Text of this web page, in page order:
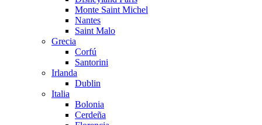
Monte Saint Michel
Nantes
Saint Malo
Grecia
Corfú
Santorini
Irlanda
Dublin
Italia
Bolonia
Cerdeña